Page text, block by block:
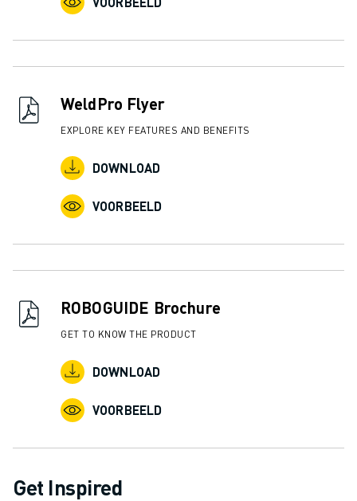
WeldPro Flyer
EXPLORE KEY FEATURES AND BENEFITS
DOWNLOAD
VOORBEELD
ROBOGUIDE Brochure
GET TO KNOW THE PRODUCT
DOWNLOAD
VOORBEELD
Get Inspired